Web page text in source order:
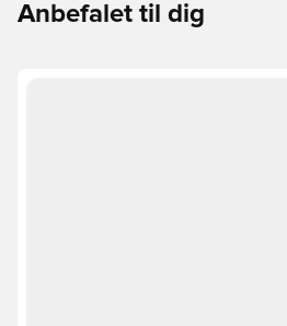
Anbefalet til dig